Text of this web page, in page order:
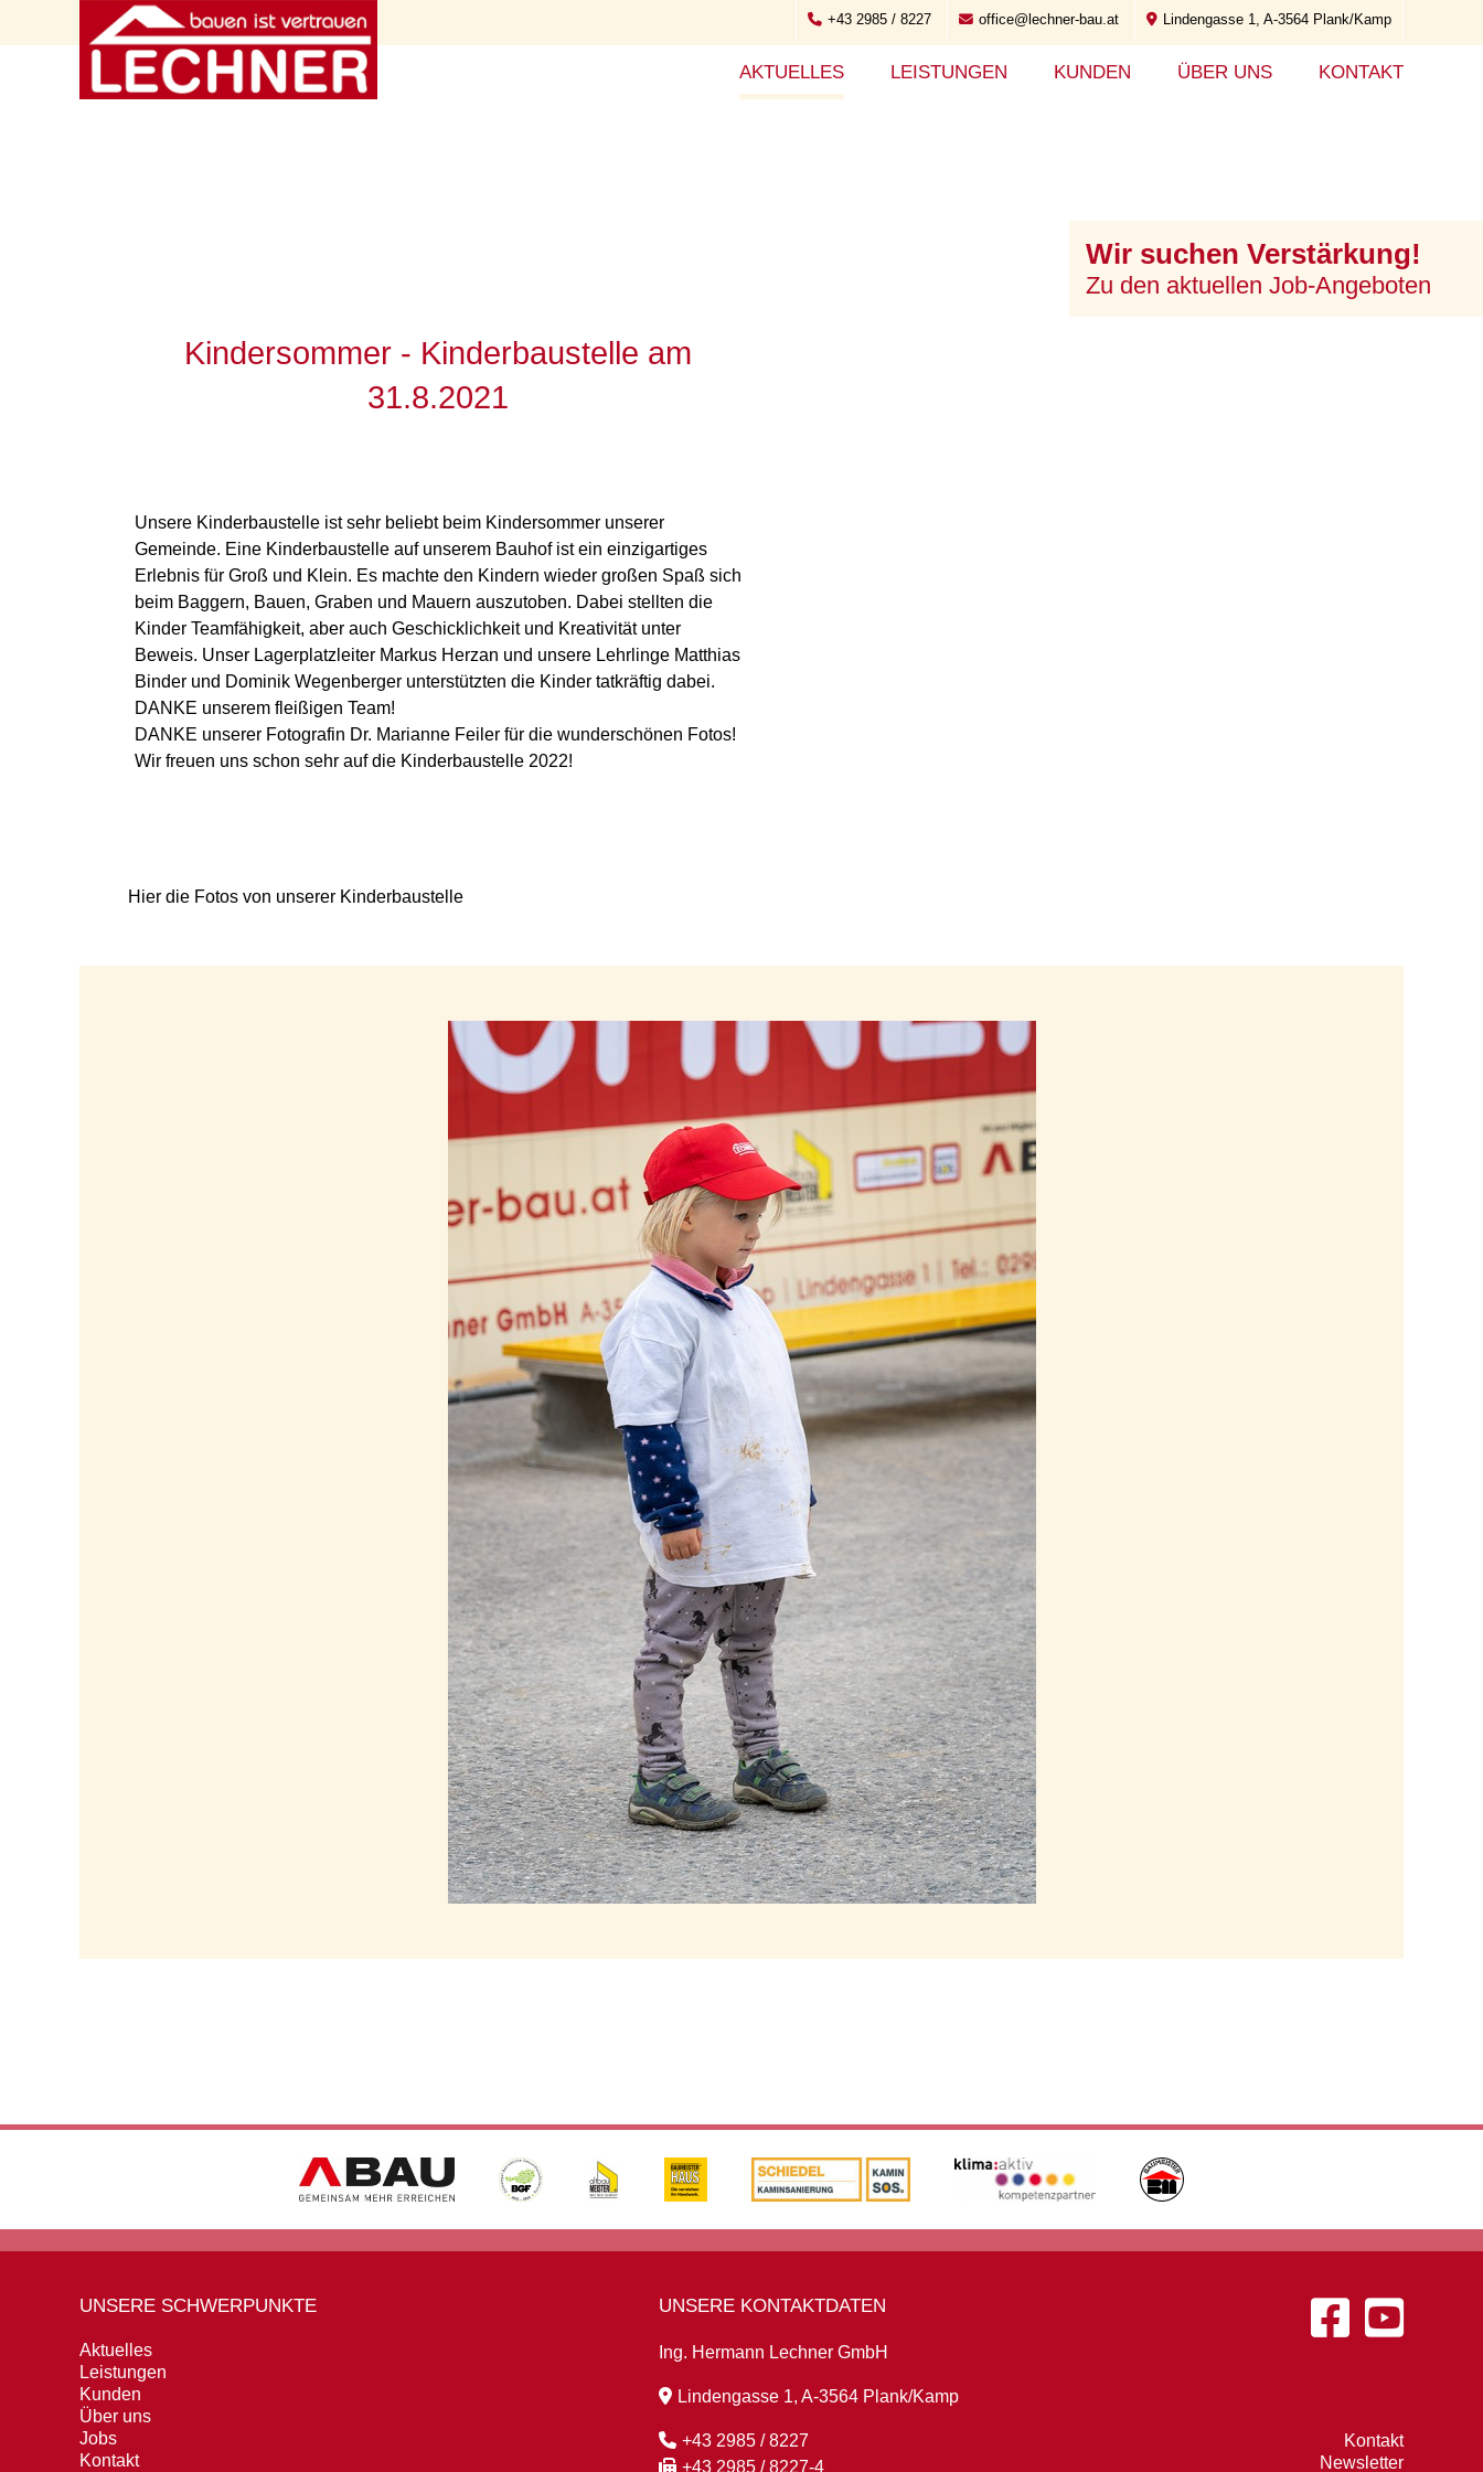
+43 2985 / 8227 office@lechner-bau.at Lindengasse 1, A-3564 Plank/Kamp
AKTUELLES LEISTUNGEN KUNDEN ÜBER UNS KONTAKT
Wir suchen Verstärkung!
Zu den aktuellen Job-Angeboten
Kindersommer - Kinderbaustelle am
31.8.2021
Unsere Kinderbaustelle ist sehr beliebt beim Kindersommer unserer
Gemeinde. Eine Kinderbaustelle auf unserem Bauhof ist ein einzigartiges
Erlebnis für Groß und Klein. Es machte den Kindern wieder großen Spaß sich
beim Baggern, Bauen, Graben und Mauern auszutoben. Dabei stellten die
Kinder Teamfähigkeit, aber auch Geschicklichkeit und Kreativität unter
Beweis. Unser Lagerplatzleiter Markus Herzan und unsere Lehrlinge Matthias
Binder und Dominik Wegenberger unterstützten die Kinder tatkräftig dabei.
DANKE unserem fleißigen Team!
DANKE unserer Fotografin Dr. Marianne Feiler für die wunderschönen Fotos!
Wir freuen uns schon sehr auf die Kinderbaustelle 2022!
Hier die Fotos von unserer Kinderbaustelle
UNSERE SCHWERPUNKTE
Aktuelles
Leistungen
Kunden
Über uns
Jobs
Kontakt
UNSERE KONTAKTDATEN
Ing. Hermann Lechner GmbH
Lindengasse 1, A-3564 Plank/Kamp
+43 2985 / 8227
+43 2985 / 8227-4
Kontakt
Newsletter